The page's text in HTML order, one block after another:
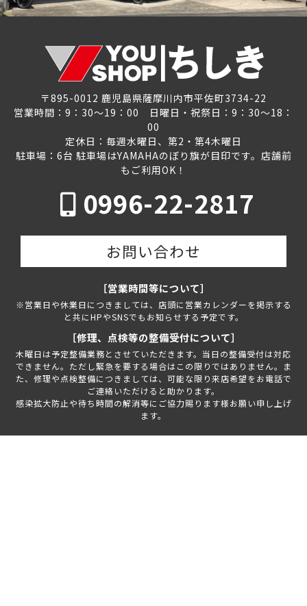
〒895-0012 鹿児島県薩摩川内市平佐町3734-22
営業時間：9：30～19：00 日曜日・祝祭日：9：30～18：
00
定休日：毎週水曜日、第2・第4木曜日
駐車場：6台 駐車場はYAMAHAのぼり旗が目印です。店舗前
もご利用OK！
0996-22-2817
お問い合わせ
［営業時間等について］
※営業日や休業日につきましては、店頭に営業カレンダーを掲示する
と共にHPやSNSでもお知らせする予定です。
［修理、点検等の整備受付について］
木曜日は予定整備業務とさせていただきます。当日の整備受付は対応
できません。ただし緊急を要する場合はこの限りではありません。ま
た、修理や点検整備につきましては、可能な限り来店希望をお電話で
ご連絡いただけると助かります。
感染拡大防止や待ち時間の解消等にご協力賜ります様お願い申し上げ
ます。